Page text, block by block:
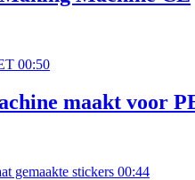
00:50
maakt voor
00:44